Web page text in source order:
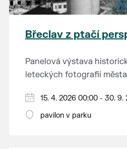
Břeclav z ptačí
Panelová výstava
leteckých fotografií
15. 4. 2026 00:00 - 30. 9.
pavilon v parku